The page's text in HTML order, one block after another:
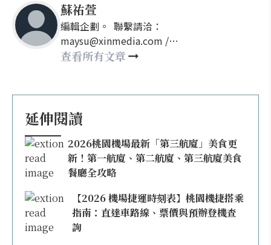
蘇祐萱
編輯企劃。 聯繫請洽：
maysu@xinmedia.com /
may860527@gmail.com
查看所有文章
延伸閱讀
2026桃園機場最新「第三航廈」美食更
新！第一航廈、第二航廈、第三航廈美食
餐廳全攻略
【2026 機場捷運時刻表】桃園機捷搭乘
指南：直達車路線、票價與預辦登機查
詢